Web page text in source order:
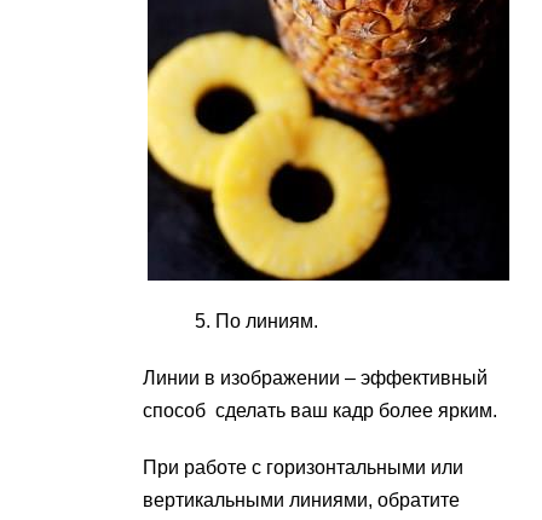
По линиям.
Линии в изображении – эффективный
способ сделать ваш кадр более ярким.
При работе с горизонтальными или
вертикальными линиями, обратите